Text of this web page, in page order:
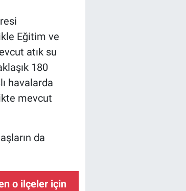
Eğitim ve
atık su
180
havalarda
mevcut
da
o ilçeler için